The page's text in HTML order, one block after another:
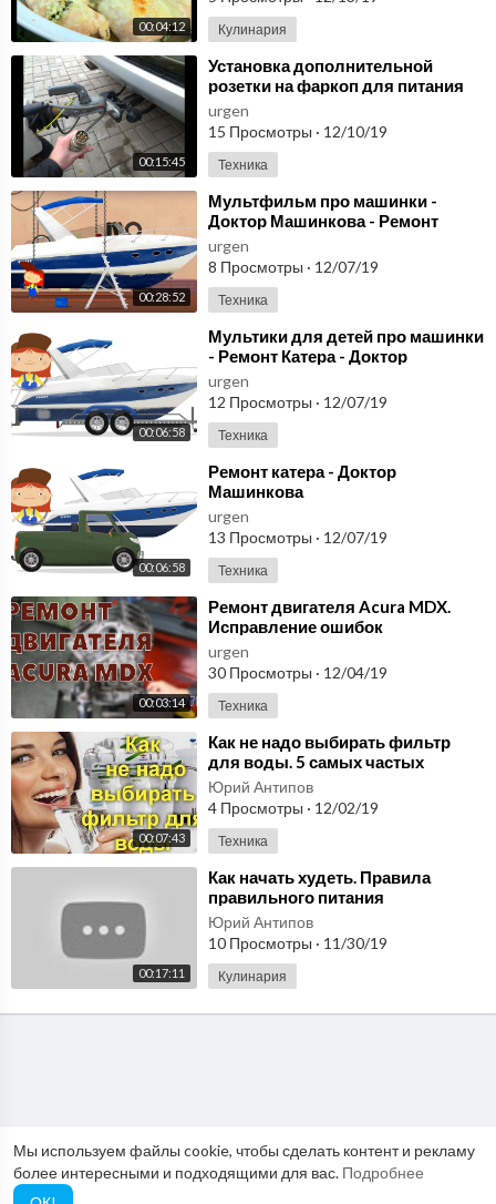
Мы используем файлы cookie, чтобы сделать контент и рекламу
более интересными и подходящими для вас. Подробнее
00:04:12 Кулинария
00:15:45
⁣Установка дополнительной
розетки на фаркоп для питания
каравана
urgen
15 Просмотры · 12/10/19
Техника
00:28:52
⁣Мультфильм про машинки -
Доктор Машинкова - Ремонт
катера - новая серия
urgen
8 Просмотры · 12/07/19
Техника
00:06:58
⁣Мультики для детей про машинки
- Ремонт Катера - Доктор
Машинкова
urgen
12 Просмотры · 12/07/19
Техника
00:06:58
⁣Ремонт катера - Доктор
Машинкова
urgen
13 Просмотры · 12/07/19
Техника
00:03:14
⁣Ремонт двигателя Acura MDX.
Исправление ошибок
предыдущего автосервиса
urgen
30 Просмотры · 12/04/19
Техника
00:07:43
⁣Как не надо выбирать фильтр
для воды. 5 самых частых
ошибок
Юрий Антипов
4 Просмотры · 12/02/19
Техника
00:17:11
⁣Как начать худеть. Правила
правильного питания
Юрий Антипов
10 Просмотры · 11/30/19
Кулинария